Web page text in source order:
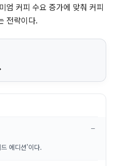
엄 커피 수요 증가에 맞춰 커피
전략이다.
에디션’이다.